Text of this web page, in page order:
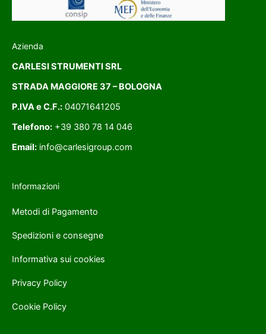
Azienda
CARLESI STRUMENTI SRL
STRADA MAGGIORE 37 – BOLOGNA
P.IVA e C.F.: 04071641205
Telefono: +39 380 78 14 046
Email: info@carlesigroup.com
Informazioni
Metodi di Pagamento
Spedizioni e consegne
Informativa sui cookies
Privacy Policy
Cookie Policy